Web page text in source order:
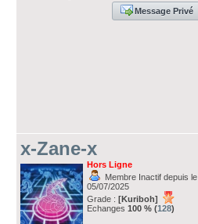
Message Privé
x-Zane-x
Hors Ligne
Membre Inactif depuis le
05/07/2025
Grade : [Kuriboh]
Echanges 100 % (128)